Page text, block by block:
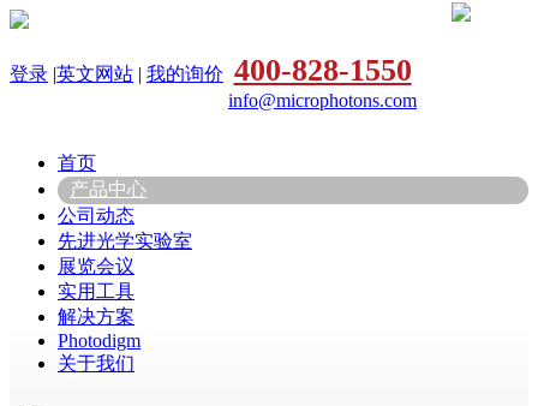
登录 |英文网站 | 我的询价 400-828-1550
info@microphotons.com
首页
产品中心
公司动态
先进光学实验室
展览会议
实用工具
解决方案
Photodigm
关于我们